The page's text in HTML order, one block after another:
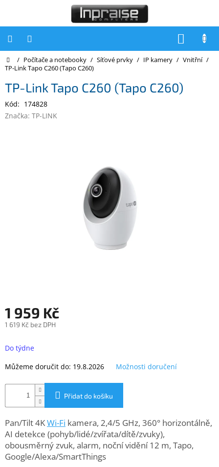
Počítače
Inpraise
Notebooky
Obchodní
Autorizované
záruk
pojištění
ESSOX
www.inpraise.cz
Gaming
Domů
/ Počítače a notebooky / Síťové prvky / IP kamery / Vnitřní /
TP-Link Tapo C260 (Tapo C260)
TP-Link Tapo C260 (Tapo C260)
Kód: 174828
Značka: TP-LINK
1 959 Kč
1 619 Kč bez DPH
cena:
Do týdne
Můžeme doručit do: 19.8.2026 Možnosti doručení
Přidat do košíku
Pan/Tilt 4KWi-Fi kamera, 2,4/5 GHz, 360° horizontálně,
AI detekce (pohyb/lidé/zvířata/dítě/zvuky),
obousměrný zvuk, alarm, noční vidění 12 m, Tapo,
Google/Alexa/SmartThings